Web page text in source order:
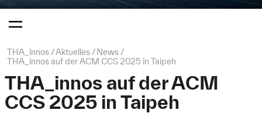
bestätigen
des
Menüs
Seitenpfad:
THA_innos Aktuelles
News
THA_innos auf der ACM CCS 2025 in Taipeh
THA_innos auf der ACM
CCS 2025 in Taipeh